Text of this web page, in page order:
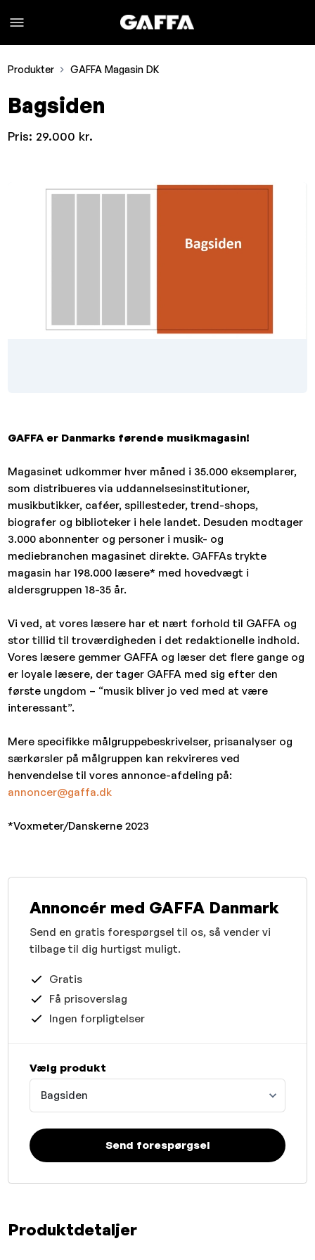
Produkter GAFFA Magasin DK
Bagsiden
Pris: 29.000 kr.
GAFFA er Danmarks førende musikmagasin!
Magasinet udkommer hver måned i 35.000 eksemplarer,
som distribueres via uddannelsesinstitutioner,
musikbutikker, caféer, spillesteder, trend-shops,
biografer og biblioteker i hele landet. Desuden modtager
3.000 abonnenter og personer i musik- og
mediebranchen magasinet direkte. GAFFAs trykte
magasin har 198.000 læsere* med hovedvægt i
aldersgruppen 18-35 år.
Vi ved, at vores læsere har et nært forhold til GAFFA og
stor tillid til troværdigheden i det redaktionelle indhold.
Vores læsere gemmer GAFFA og læser det flere gange og
er loyale læsere, der tager GAFFA med sig efter den
første ungdom – “musik bliver jo ved med at være
interessant”.
Mere specifikke målgruppebeskrivelser, prisanalyser og
særkørsler på målgruppen kan rekvireres ved
henvendelse til vores annonce-afdeling på:
annoncer@gaffa.dk
*Voxmeter/Danskerne 2023
Produktdetaljer
Annoncér med GAFFA Danmark
Send en gratis forespørgsel til os, så vender vi
tilbage til dig hurtigst muligt.
Gratis
Få prisoverslag
Ingen forpligtelser
Vælg produkt
Bagsiden
Send forespørgsel